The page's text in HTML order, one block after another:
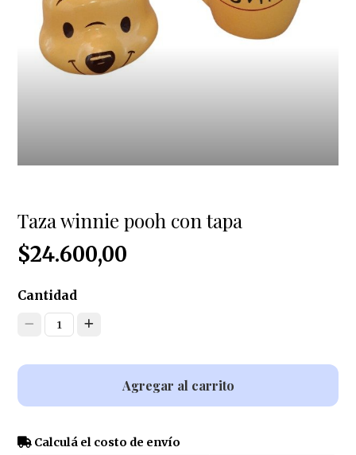
Taza winnie pooh con tapa
$24.600,00
Cantidad
1
Agregar al carrito
Calculá el costo de envío